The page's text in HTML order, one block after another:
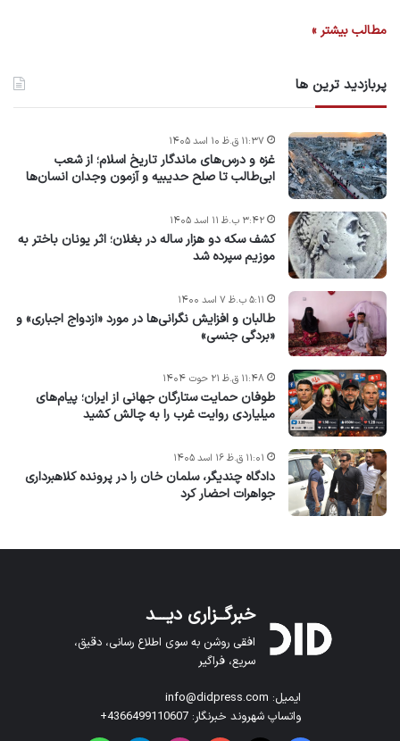
مطالب بیشتر »
پربازدید ترین ها
غزه و درس‌های ماندگار تاریخ اسلام؛ از شعب
ابی‌طالب تا صلح حدیبیه و آزمون وجدان انسان‌ها
۱۱:۳۷ ق.ظ ۱۰ اسد ۱۴۰۵
کشف سکه دو هزار ساله در بغلان؛ اثر یونان باختر به
موزیم سپرده شد
۳:۴۲ ب.ظ ۱۱ اسد ۱۴۰۵
طالبان و افزایش نگرانی‌ها در مورد «ازدواج اجباری» و
«بردگی جنسی»
۵:۱۱ ب.ظ ۷ اسد ۱۴۰۰
طوفان حمایت ستارگان جهانی از ایران؛ پیام‌های
میلیاردی روایت غرب را به چالش کشید
۱۱:۴۸ ق.ظ ۲۱ حوت ۱۴۰۴
دادگاه چندیگر، سلمان خان را در پرونده کلاهبرداری
جواهرات احضار کرد
۱۱:۰۱ ق.ظ ۱۶ اسد ۱۴۰۵
خبرگــزاری دیـــد
افقی روشن به سوی اطلاع رسانی، دقیق،
سریع، فراگیر
ایمیل: info@didpress.com
واتساپ شهروند خبرنگار: 4366499110607+